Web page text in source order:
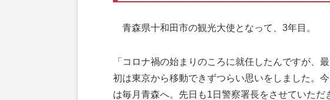
青森県十和田市の観光大使となって、3年目。
「コロナ禍の始まりのころに就任したんですが、最
初は東京から移動できずつらい思いをしました。今
は毎月青森へ。先日も1日警察署長をさせていただ